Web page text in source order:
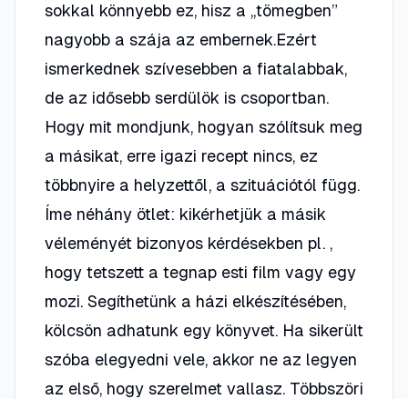
sokkal könnyebb ez, hisz a „tömegben”
nagyobb a szája az embernek.Ezért
ismerkednek szívesebben a fiatalabbak,
de az idősebb serdülök is csoportban.
Hogy mit mondjunk, hogyan szólítsuk meg
a másikat, erre igazi recept nincs, ez
többnyire a helyzettől, a szituációtól függ.
Íme néhány ötlet: kikérhetjük a másik
véleményét bizonyos kérdésekben pl. ,
hogy tetszett a tegnap esti film vagy egy
mozi. Segíthetünk a házi elkészítésében,
kölcsön adhatunk egy könyvet. Ha sikerült
szóba elegyedni vele, akkor ne az legyen
az első, hogy szerelmet vallasz. Többszöri